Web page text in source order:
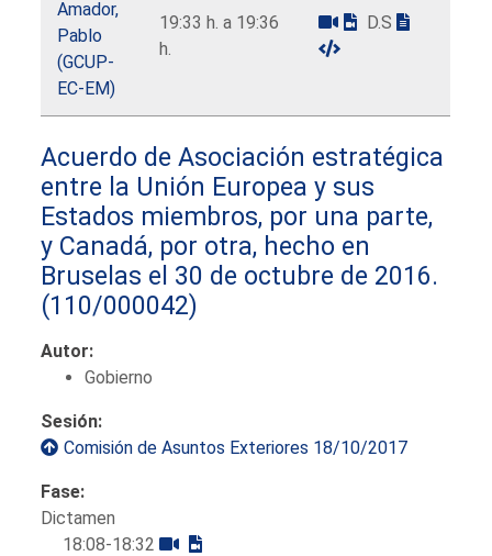
Amador,
Pablo
(GCUP-
EC-EM)
19:33 h. a 19:36
h.
D.S
Acuerdo de Asociación estratégica
entre la Unión Europea y sus
Estados miembros, por una parte,
y Canadá, por otra, hecho en
Bruselas el 30 de octubre de 2016.
(110/000042)
Autor:
Gobierno
Sesión:
Comisión de Asuntos Exteriores 18/10/2017
Fase:
Dictamen
18:08-18:32